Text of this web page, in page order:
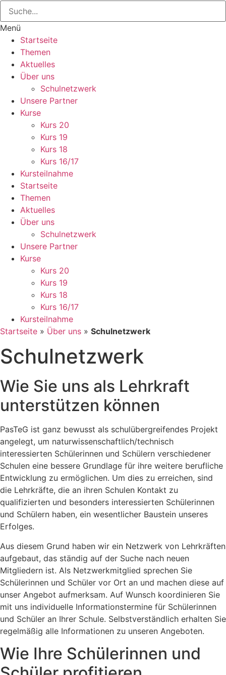
Menü
Startseite
Themen
Aktuelles
Über uns
Schulnetzwerk
Unsere Partner
Kurse
Kurs 20
Kurs 19
Kurs 18
Kurs 16/17
Kursteilnahme
Startseite
Themen
Aktuelles
Über uns
Schulnetzwerk
Unsere Partner
Kurse
Kurs 20
Kurs 19
Kurs 18
Kurs 16/17
Kursteilnahme
Startseite » Über uns » Schulnetzwerk
Schulnetzwerk
Wie Sie uns als Lehrkraft
unterstützen können
PasTeG ist ganz bewusst als schulübergreifendes Projekt
angelegt, um naturwissenschaftlich/technisch
interessierten Schülerinnen und Schülern verschiedener
Schulen eine bessere Grundlage für ihre weitere berufliche
Entwicklung zu ermöglichen. Um dies zu erreichen, sind
die Lehrkräfte, die an ihren Schulen Kontakt zu
qualifizierten und besonders interessierten Schülerinnen
und Schülern haben, ein wesentlicher Baustein unseres
Erfolges.
Aus diesem Grund haben wir ein Netzwerk von Lehrkräften
aufgebaut, das ständig auf der Suche nach neuen
Mitgliedern ist. Als Netzwerkmitglied sprechen Sie
Schülerinnen und Schüler vor Ort an und machen diese auf
unser Angebot aufmerksam. Auf Wunsch koordinieren Sie
mit uns individuelle Informationstermine für Schülerinnen
und Schüler an Ihrer Schule. Selbstverständlich erhalten Sie
regelmäßig alle Informationen zu unseren Angeboten.
Wie Ihre Schülerinnen und